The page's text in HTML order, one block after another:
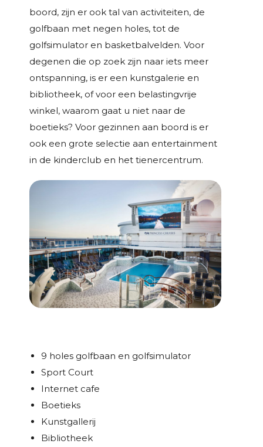
boord, zijn er ook tal van activiteiten, de
golfbaan met negen holes, tot de
golfsimulator en basketbalvelden. Voor
degenen die op zoek zijn naar iets meer
ontspanning, is er een kunstgalerie en
bibliotheek, of voor een belastingvrije
winkel, waarom gaat u niet naar de
boetieks? Voor gezinnen aan boord is er
ook een grote selectie aan entertainment
in de kinderclub en het tienercentrum.
9 holes golfbaan en golfsimulator
Sport Court
Internet cafe
Boetieks
Kunstgallerij
Bibliotheek